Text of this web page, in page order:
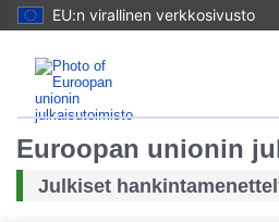
EU:n virallinen verkkosivusto
Euroopan unionin
Julkiset